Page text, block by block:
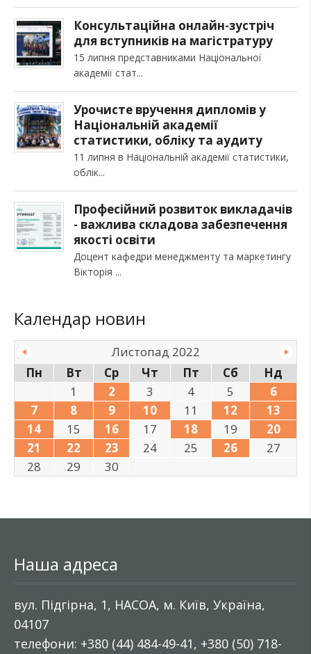
Консультаційна онлайн-зустріч
для вступників на магістратуру
15 липня представниками Національної
академії стат
Урочисте вручення дипломів у
Національній академії
статистики, обліку та аудиту
11 липня в Національній академії статистики,
облік
Професійний розвиток викладачів
- важлива складова забезпечення
якості освіти
Доцент кафедри менеджменту та маркетингу
Вікторія
Календар новин
Листопад 2022
Пн
Вт Ср Чт Пт Сб
Нд
1
2 3 4 5
6
7
8 9 10 11 12
13
14
15 16 17 18 19
20
21
22 23 24 25 26
27
28
29 30
Наша адреса
вул. Підгірна, 1, НАСОА, м. Київ, Україна,
04107
телефони: +380 (44) 484-49-41, +380 (50) 718-